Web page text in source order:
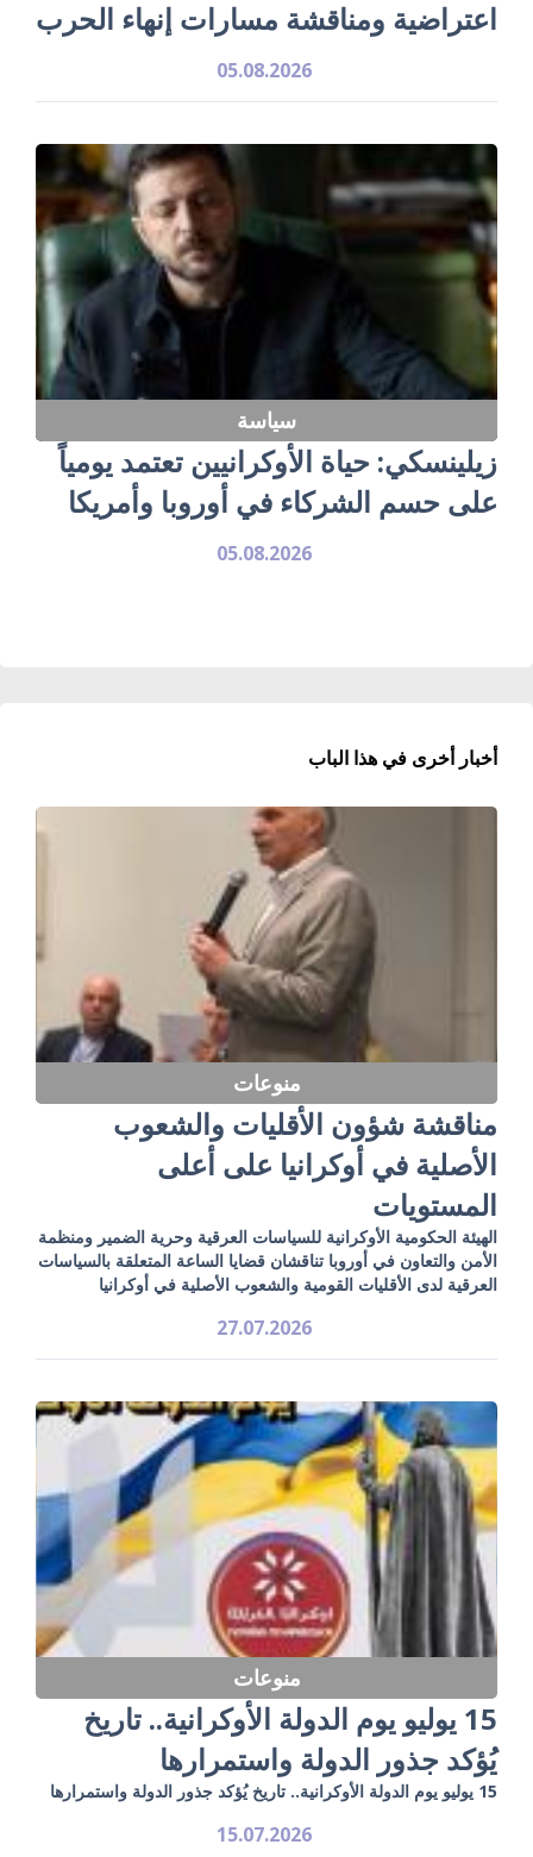
اعتراضية ومناقشة مسارات إنهاء الحرب
05.08.2026
سياسة
زيلينسكي: حياة الأوكرانيين تعتمد يومياً
على حسم الشركاء في أوروبا وأمريكا
05.08.2026
أخبار أخرى في هذا الباب
منوعات
مناقشة شؤون الأقليات والشعوب
الأصلية في أوكرانيا على أعلى
المستويات
الهيئة الحكومية الأوكرانية للسياسات العرقية وحرية الضمير ومنظمة
الأمن والتعاون في أوروبا تناقشان قضايا الساعة المتعلقة بالسياسات
العرقية لدى الأقليات القومية والشعوب الأصلية في أوكرانيا
27.07.2026
منوعات
15 يوليو يوم الدولة الأوكرانية.. تاريخ
يُؤكد جذور الدولة واستمرارها
15 يوليو يوم الدولة الأوكرانية.. تاريخ يُؤكد جذور الدولة واستمرارها
15.07.2026